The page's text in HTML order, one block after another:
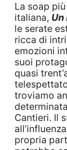
La soap
italiana, Un
le serate
ricca di
emozioni
suoi
quasi
troviamo
Cantieri. Il
propria